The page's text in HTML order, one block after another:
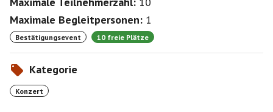
Maximale Begleitpersonen: 1
Bestätigungsevent 10 freie Plätze
Kategorie
Konzert